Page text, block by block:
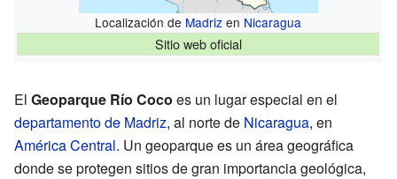
Localización de Madriz en Nicaragua
Sitio web oficial
El Geoparque Río Coco es un lugar especial en el
departamento de Madriz, al norte de Nicaragua, en
América Central. Un geoparque es un área geográfica
donde se protegen sitios de gran importancia geológica,